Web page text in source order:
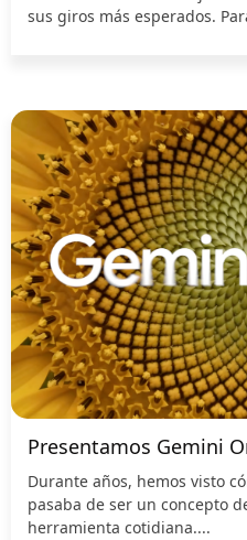
sus giros más esperados.
Presentamos Gemini
Durante años, hemos visto
pasaba de ser un concepto
herramienta cotidiana....